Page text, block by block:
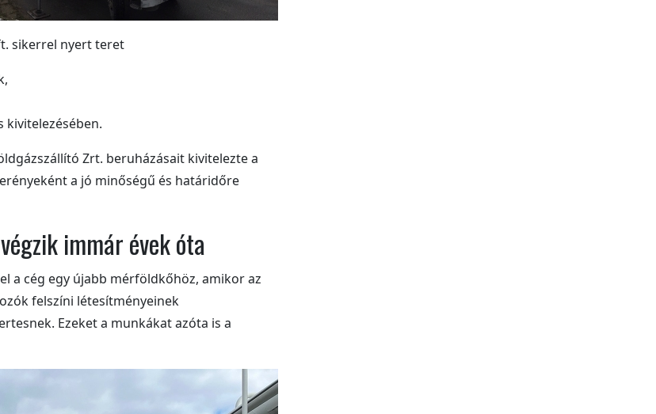
sikerrel nyert teret
kivitelezésében.
Zrt. beruházásait kivitelezte a
a jó minőségű és határidőre
immár évek óta
a cég egy újabb mérföldkőhöz, amikor az
felszíni létesítményeinek
Ezeket a munkákat azóta is a